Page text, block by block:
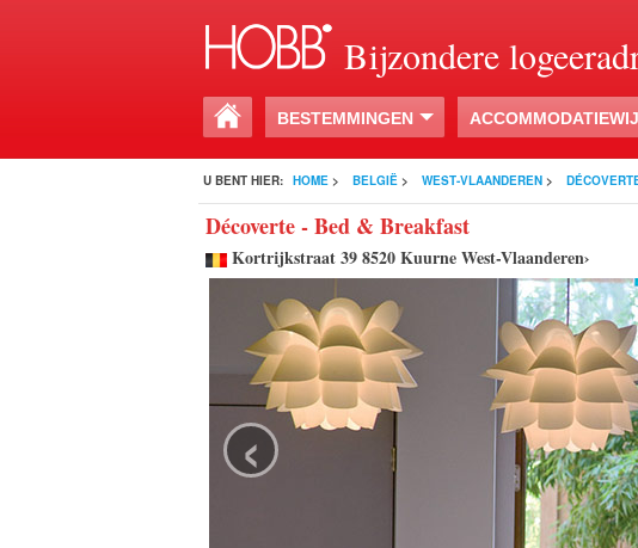
Bijzondere
BESTEMMINGEN
U BENT HIER: HOME > BELGIË > WEST-VLAANDEREN >
Décoverte - Bed & Breakfast
Kortrijkstraat 39 8520 Kuurne West-Vlaanderen›
‹